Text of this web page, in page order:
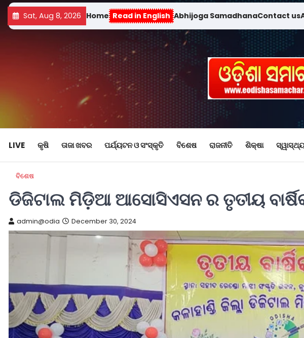
Sat, Aug 8, 2026 Home Read in English Abhijoga SamadhanaContact us
LIVE କୃଷି ତାଜା ଖବର ପର୍ଯ୍ୟଟନ ଓ ସଂସ୍କୃତି ବିଶେଷ ରାଜନୀତି ଶିକ୍ଷା
ବିଶେଷ
ଡିଜିଟାଲ ମିଡ଼ିଆ ଆସୋସିଏସନ ର ତୃତୀୟ
admin@odia December 30, 2024